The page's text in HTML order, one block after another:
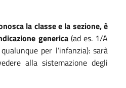
la classe e la sezione, è
zione generica(ad es. 1/A
per l’infanzia): sarà
alla sistemazione degli